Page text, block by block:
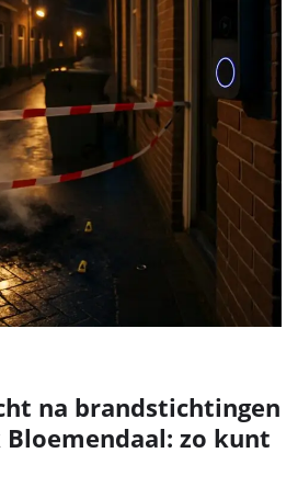
na brandstichtingen
zo kunt